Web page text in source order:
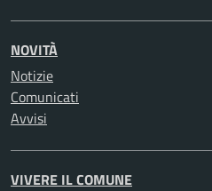
NOVITÀ
Notizie
Comunicati
Avvisi
VIVERE IL COMUNE